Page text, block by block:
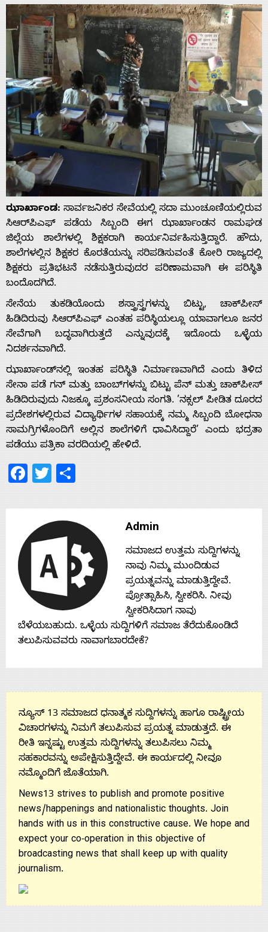
Home
About
Us
Advertise
With
Contact
ಝಾರ್ಖಾಂಡ: ಸಾರ್ವಜನಿಕರ ಸೇವೆಯಲ್ಲಿ ಸದಾ ಮುಂಚೂಣಿಯಲ್ಲಿರುವ
ಸಿಆರ್‌ಪಿಎಫ್ ಪಡೆಯ ಸಿಬ್ಬಂದಿ ಈಗ ಝಾರ್ಖಾಂಡನ ರಾಮಘಡ
ಜಿಲ್ಲೆಯ ಶಾಲೆಗಳಲ್ಲಿ ಶಿಕ್ಷಕರಾಗಿ ಕಾರ್ಯನಿರ್ವಹಿಸುತ್ತಿದ್ದಾರೆ. ಹೌದು,
ಶಾಲೆಗಳಲ್ಲಿನ ಶಿಕ್ಷಕರ ಕೊರತೆಯನ್ನು ಸರಿಪಡಿಸುವಂತೆ ಕೋರಿ ರಾಜ್ಯದಲ್ಲಿ
ಶಿಕ್ಷಕರು ಪ್ರತಿಭಟನೆ ನಡೆಸುತ್ತಿರುವುದರ ಪರಿಣಾಮವಾಗಿ ಈ ಪರಿಸ್ಥಿತಿ
ಬಂದೊದಗಿದೆ.
ಸೇನೆಯ ತುಕಡಿಯೊಂದು ಶಸ್ತ್ರಾಸ್ತ್ರಗಳನ್ನು ಬಿಟ್ಟು, ಚಾಕ್‌ಪೀಸ್
ಹಿಡಿದಿರುವು ಸಿಆರ್‌ಪಿಎಫ್ ಎಂತಹ ಪರಿಸ್ಥಿಯಲ್ಲೂ ಯಾವಾಗಲೂ ಜನರ
ಸೇವೆಗಾಗಿ ಬದ್ಧವಾಗಿರುತ್ತದೆ ಎನ್ನುವುದಕ್ಕೆ ಇದೊಂದು ಒಳ್ಳೆಯ
ನಿದರ್ಶನವಾಗಿದೆ.
ಝಾರ್ಖಾಂಡ್‌ನಲ್ಲಿ ಇಂತಹ ಪರಿಸ್ಥಿತಿ ನಿರ್ಮಾಣವಾಗಿದೆ ಎಂದು ತಿಳಿದ
ಸೇನಾ ಪಡೆ ಗನ್ ಮತ್ತು ಬಾಂಬ್‌ಗಳನ್ನು ಬಿಟ್ಟು ಪೆನ್ ಮತ್ತು ಚಾಕ್‌ಪೀಸ್
ಹಿಡಿದಿರುವುದು ನಿಜಕ್ಕೂ ಪ್ರಶಂಸನೀಯ ಸಂಗತಿ. ’ನಕ್ಸಲ್ ಪೀಡಿತ ದೂರದ
ಪ್ರದೇಶಗಳಲ್ಲಿರುವ ವಿದ್ಯಾರ್ಥಿಗಳ ಸಹಾಯಕ್ಕೆ ನಮ್ಮ ಸಿಬ್ಬಂದಿ ಬೋಧನಾ
ಸಾಮಗ್ರಿಗಳೊಂದಿಗೆ ಅಲ್ಲಿನ ಶಾಲೆಗಳಿಗೆ ಧಾವಿಸಿದ್ದಾರೆ’ ಎಂದು ಭದ್ರತಾ
ಪಡೆಯು ಪತ್ರಿಕಾ ವರದಿಯಲ್ಲಿ ಹೇಳಿದೆ.
Facebook
Twitter
Admin
ಸಮಾಜದ ಉತ್ತಮ ಸುದ್ದಿಗಳನ್ನು
ನಾವು ನಿಮ್ಮ ಮುಂದಿಡುವ
ಪ್ರಯತ್ನವನ್ನು ಮಾಡುತ್ತಿದ್ದೇವೆ.
ಪ್ರೋತ್ಸಾಹಿಸಿ, ಸ್ವೀಕರಿಸಿ. ನೀವು
ಸ್ವೀಕರಿಸಿದಾಗ ನಾವು
ಬೆಳೆಯಬಹುದು. ಒಳ್ಳೆಯ ಸುದ್ದಿಗಳಿಗೆ ಸಮಾಜ ತೆರೆದುಕೊಂಡಿದೆ
ತಲುಪಿಸುವವರು ನಾವಾಗಬಾರದೇಕೆ?
ನ್ಯೂಸ್ 13 ಸಮಾಜದ ಧನಾತ್ಮಕ ಸುದ್ದಿಗಳನ್ನು ಹಾಗೂ ರಾಷ್ಟ್ರೀಯ
ವಿಚಾರಗಳನ್ನು ನಿಮಗೆ ತಲುಪಿಸುವ ಪ್ರಯತ್ನ ಮಾಡುತ್ತದೆ. ಈ
ರೀತಿ ಇನ್ನಷ್ಟು ಉತ್ತಮ ಸುದ್ದಿಗಳನ್ನು ತಲುಪಿಸಲು ನಿಮ್ಮ
ಸಹಕಾರವನ್ನು ಅಪೇಕ್ಷಿಸುತ್ತಿದ್ದೇವೆ. ಈ ಕಾರ್ಯದಲ್ಲಿ ನೀವೂ
ನಮ್ಮೊಂದಿಗೆ ಜೊತೆಯಾಗಿ.
News13 strives to publish and promote positive
news/happenings and nationalistic thoughts. Join
hands with us in this constructive cause. We hope and
expect your co-operation in this objective of
broadcasting news that shall keep up with quality
journalism.